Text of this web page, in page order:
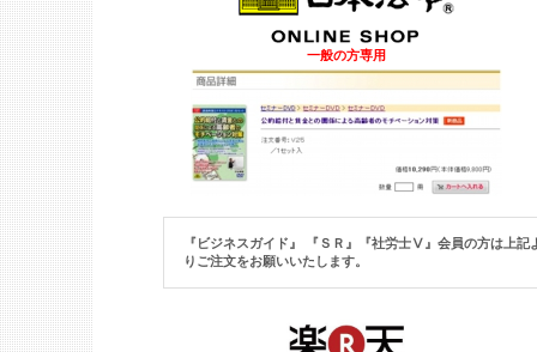
一般の方専用
『ビジネスガイド』 『ＳＲ』『社労士Ⅴ』 会員の方は上記
りご注文をお願いいたします。